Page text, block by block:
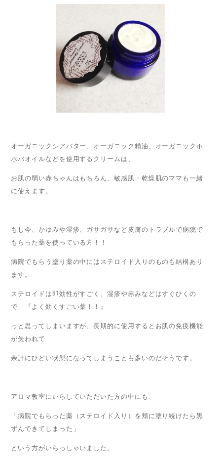
オーガニックシアバター、オーガニック精油、オーガニックホ
ホバオイルなどを使用するクリームは、
お肌の弱い赤ちゃんはもちろん、敏感肌・乾燥肌のママも一緒
に使えます。
もし今、かゆみや湿疹、ガサガサなど皮膚のトラブルで病院で
もらった薬を使っている方！！
病院でもらう塗り薬の中にはステロイド入りのものも結構あり
ます。
ステロイドは即効性がすごく、湿疹や赤みなどはすぐひくの
で 『よく効くすごい薬！！』
っと思ってしまいますが、長期的に使用するとお肌の免疫機能
が失われて
余計にひどい状態になってしまうことも多いのだそうです。
アロマ教室にいらしていただいた方の中にも、
「病院でもらった薬（ステロイド入り）を頬に塗り続けたら黒
ずんできてしまった」
という方がいらっしゃいました。